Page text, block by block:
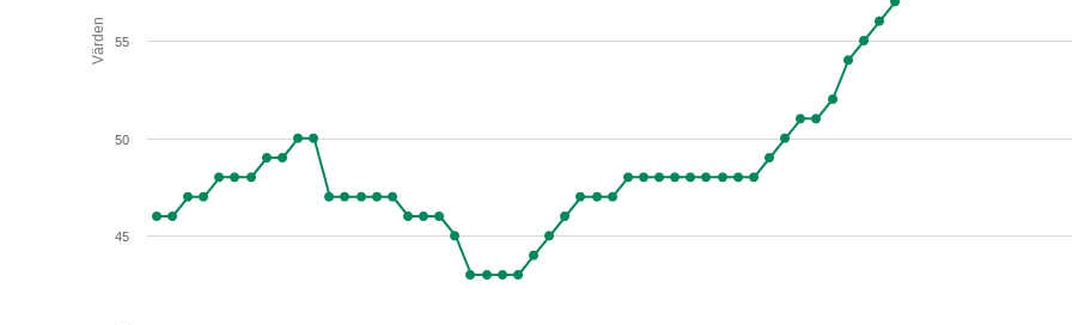
Värden
45
50
55